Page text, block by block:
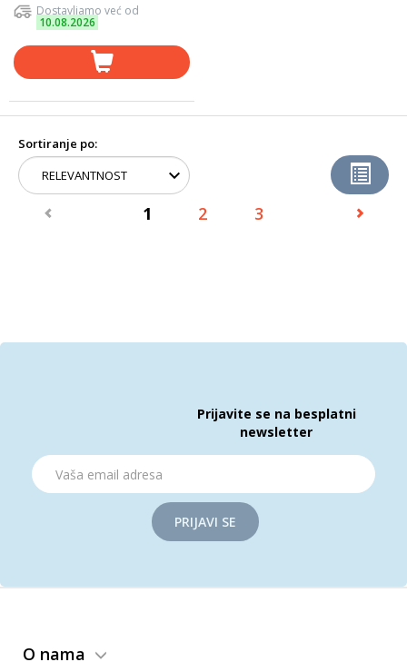
Dostavljamo već od
10.08.2026
Sortiranje po:
1 2 3
Prijavite se na besplatni
newsletter
PRIJAVI SE
O nama